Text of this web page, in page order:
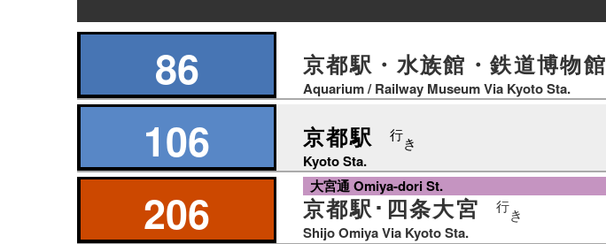
の
86 京都駅・水族館・鉄道博物館
Aquarium / Railway Museum Via Kyoto Sta.
106 京都駅 行き
Kyoto Sta.
206 大宮通 Omiya-dori St.
京都駅･四条大宮 行き
Shijo Omiya Via Kyoto Sta.